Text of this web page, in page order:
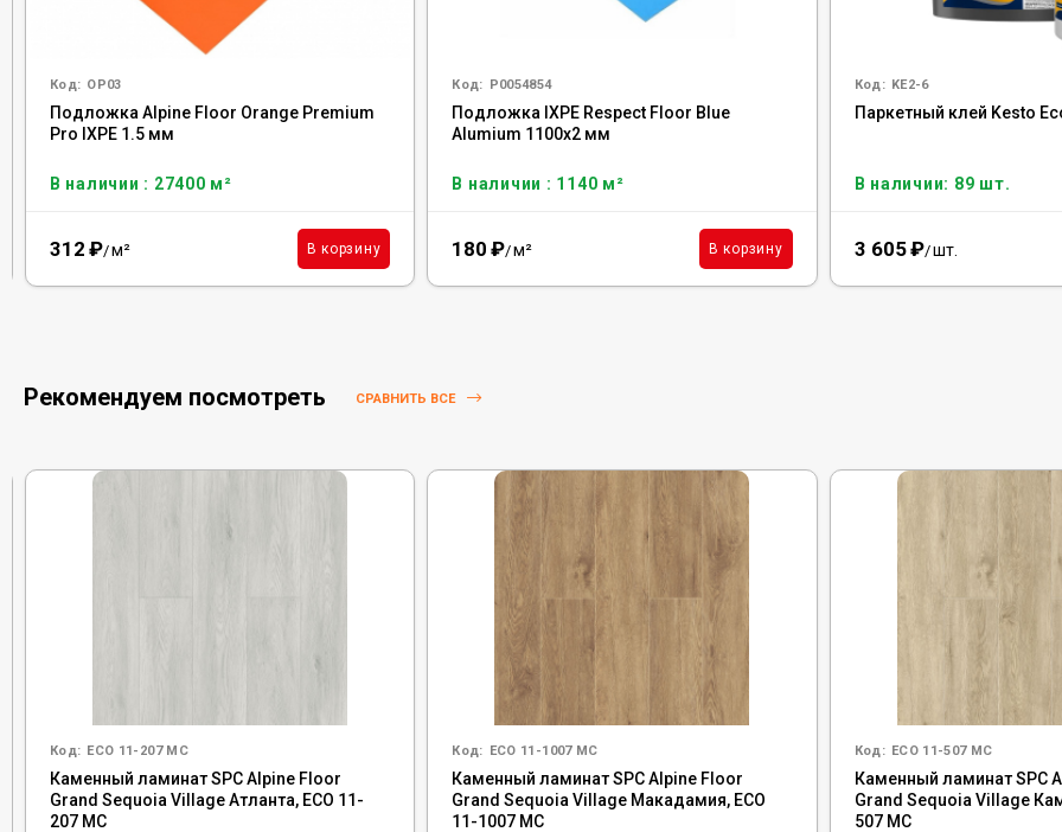
Код: OP03
Подложка Alpine Floor Orange Premium
Pro IXPE 1.5 мм
В наличии : 27400 м²
312 ₽/м² В корзину
Код: Р0054854
Подложка IXPE Respect Floor Blue
Alumium 1100х2 мм
В наличии : 1140 м²
180 ₽/м² В корзину
Код: KE2-6
Паркетный клей Kesto
В наличии: 89 шт.
3 605₽/шт.
Рекомендуем посмотреть СРАВНИТЬ ВСЕ
Код: ECO 11-207 MC
Каменный ламинат SPC Alpine Floor
Grand Sequoia Village Атланта, ECO 11-
207 MC
Код: ECO 11-1007 MC
Каменный ламинат SPC Alpine Floor
Grand Sequoia Village Макадамия, ECO
11-1007 MC
Код: ECO 11-507 MC
Каменный ламинат SPC
Grand Sequoia Village
507 MC